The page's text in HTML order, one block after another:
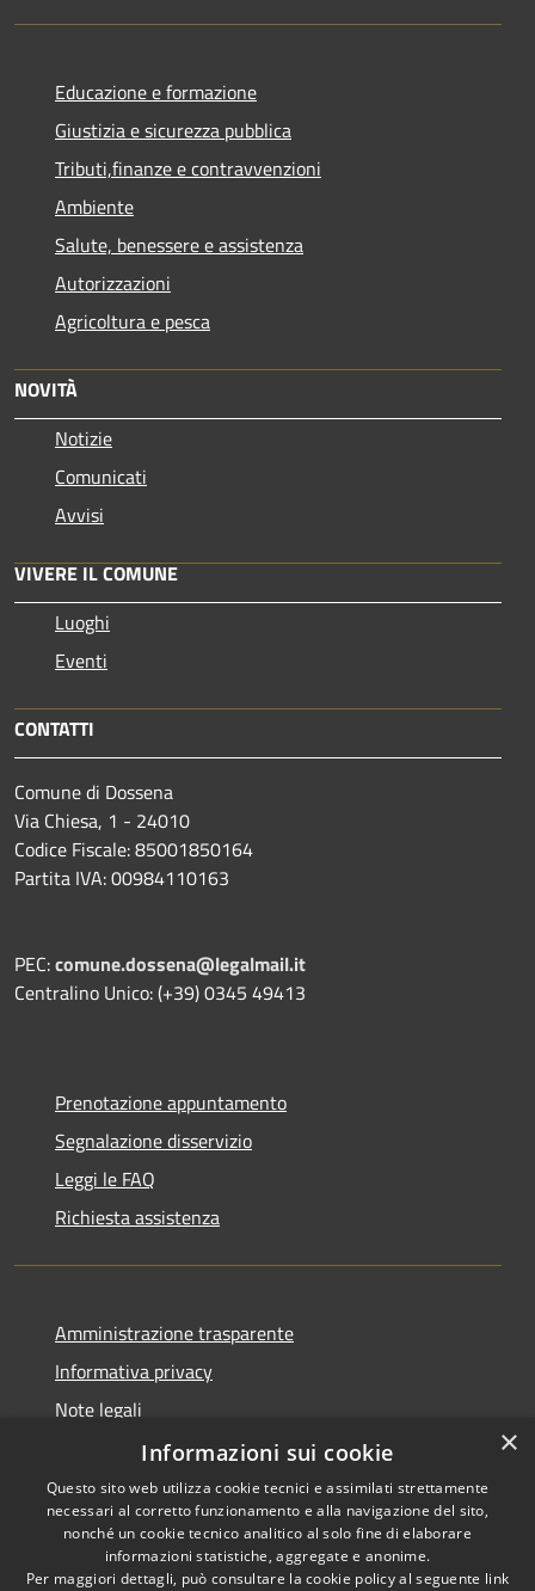
Educazione e formazione
Giustizia e sicurezza pubblica
Tributi,finanze e contravvenzioni
Ambiente
Salute, benessere e assistenza
Autorizzazioni
Agricoltura e pesca
NOVITÀ
Notizie
Comunicati
Avvisi
VIVERE IL COMUNE
Luoghi
Eventi
CONTATTI
Comune di Dossena
Via Chiesa, 1 - 24010
Codice Fiscale: 85001850164
Partita IVA: 00984110163
PEC:comune.dossena@legalmail.it
Centralino Unico: (+39) 0345 49413
Prenotazione appuntamento
Segnalazione disservizio
Leggi le FAQ
Richiesta assistenza
Amministrazione trasparente
Informativa privacy
Note legali
Dichiarazione di accessibilità
RSS
Copyright © 2026 • Comune di
×
Informazioni sui cookie
Questo sito web utilizza cookie tecnici e assimilati strettamente
necessari al corretto funzionamento e alla navigazione del sito,
nonché un cookie tecnico analitico al solo fine di elaborare
informazioni statistiche, aggregate e anonime.
Per maggiori dettagli, può consultare la cookie policy al seguente link